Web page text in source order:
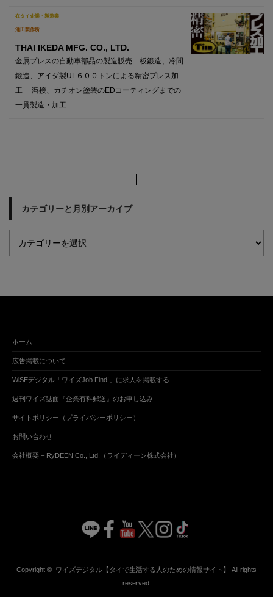
在タイ企業・製造業
池田製作所
THAI IKEDA MFG. CO., LTD.
金属プレスの自動車部品の製造販売 板鍛造、冷間
鍛造、アイダ製UL６００トンによる精密プレス加
工 溶接、カチオン塗装のEDコーティングまでの
一貫製造・加工
カテゴリーと月別アーカイブ
ホーム
広告掲載について
WiSEデジタル「ワイズJob Find!」に求人を掲載する
週刊ワイズ誌面『企業有料郵送』のお申し込み
サイトポリシー（プライバシーポリシー）
お問い合わせ
会社概要 – RyDEEN Co., Ltd.（ライディーン株式会社）
Copyright © ワイズデジタル【タイで生活する人のための情報サイト】
All rights
reserved.